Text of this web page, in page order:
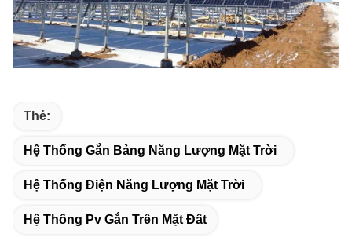
Thẻ:
Hệ Thống Gắn Bảng Năng Lượng Mặt Trời
Hệ Thống Điện Năng Lượng Mặt Trời
Hệ Thống Pv Gắn Trên Mặt Đất